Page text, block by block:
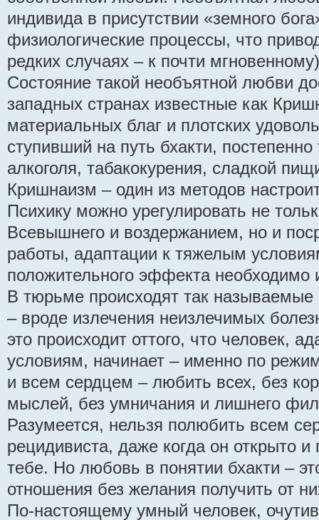
индивида в присутствии «земного
физиологические процессы, что
редких случаях – к почти
Состояние такой необъятной любви
западных странах известные как
материальных благ и плотских
ступивший на путь бхакти, постепенно
алкоголя, табакокурения, сладкой
Кришнаизм – один из методов
Психику можно урегулировать не
Всевышнего и воздержанием, но и
работы, адаптации к тяжелым
положительного эффекта необходимо
В тюрьме происходят так называемые
– вроде излечения неизлечимых
это происходит оттого, что человек,
условиям, начинает – именно по
и всем сердцем – любить всех, без
мыслей, без умничания и лишнего
Разумеется, нельзя полюбить всем
рецидивиста, даже когда он открыто и
тебе. Но любовь в понятии бхакти –
отношения без желания получить от
По-настоящему умный человек,